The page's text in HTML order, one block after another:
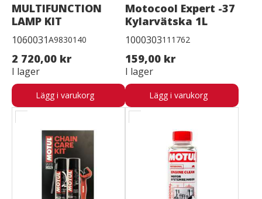
MULTIFUNCTION
LAMP KIT
1060031A9830140
2 720,00 kr
I lager
Lägg i varukorg
Motocool Expert -37
Kylarvätska 1L
1000303111762
159,00 kr
I lager
Lägg i varukorg